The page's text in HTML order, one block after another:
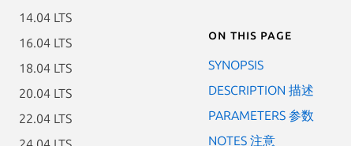
14.04 LTS
16.04 LTS
18.04 LTS
20.04 LTS
22.04 LTS
On this page
SYNOPSIS
DESCRIPTION 描述
PARAMETERS 参数
NOTES 注意